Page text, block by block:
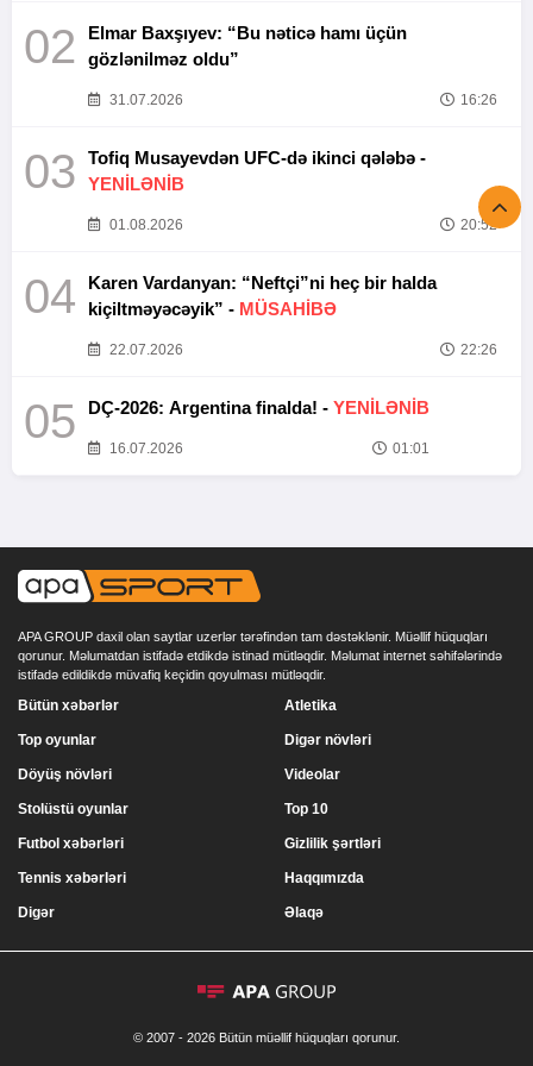
02
Elmar Baxşıyev: “Bu nəticə hamı üçün
gözlənilməz oldu”
31.07.2026 16:26
03
Tofiq Musayevdən UFC-də ikinci qələbə -
YENİLƏNİB
01.08.2026 20:52
04
Karen Vardanyan: “Neftçi”ni heç bir halda
kiçiltməyəcəyik” - MÜSAHİBƏ
22.07.2026 22:26
05 DÇ-2026: Argentina finalda! - YENİLƏNİB
16.07.2026 01:01
APA GROUP daxil olan saytlar uzerlər tərəfindən tam dəstəklənir. Müəllif hüquqları
qorunur. Məlumatdan istifadə etdikdə istinad mütləqdir. Məlumat internet səhifələrində
istifadə edildikdə müvafiq keçidin qoyulması mütləqdir.
Bütün xəbərlər
Top oyunlar
Döyüş növləri
Stolüstü oyunlar
Atletika
Digər növləri
Videolar
Top 10
Futbol xəbərləri
Tennis xəbərləri
Digər
Gizlilik şərtləri
Haqqımızda
Əlaqə
© 2007 - 2026 Bütün müəllif hüquqları qorunur.